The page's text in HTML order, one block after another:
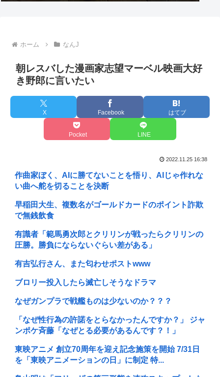
ホーム なんJ
朝レスバした漫画家志望マーベル映画大好
き野郎に言いたい
X Facebook はてブ
Pocket LINE
2022.11.25 16:38
作曲家ぼく、AIに勝てないことを悟り、AIじゃ作れな
い曲へ舵を切ることを決断
早稲田大生、複数名がゴールドカードのポイント詐欺
で無銭飲食
有識者「範馬勇次郎とクリリンが戦ったらクリリンの
圧勝。勝負にならないぐらい差がある」
有吉弘行さん、また匂わせポストwww
ブロリー投入したら滅亡しそうなドラマ
なぜガンプラで戦艦ものは少ないのか？？？
「なぜ性行為の許諾をとらなかったんですか？」 ジャ
ンポケ斉藤「なぜとる必要があるんです？！」
東映アニメ 創立70周年を迎え記念施策を開始 7/31日
を「東映アニメーションの日」に制定 特...